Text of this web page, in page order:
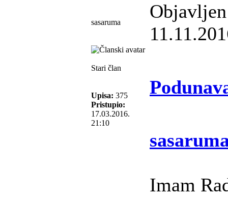
sasaruma
Objavljen
Stari član
Upisa: 375
Pristupio:
17.03.2016.
21:10
Imam